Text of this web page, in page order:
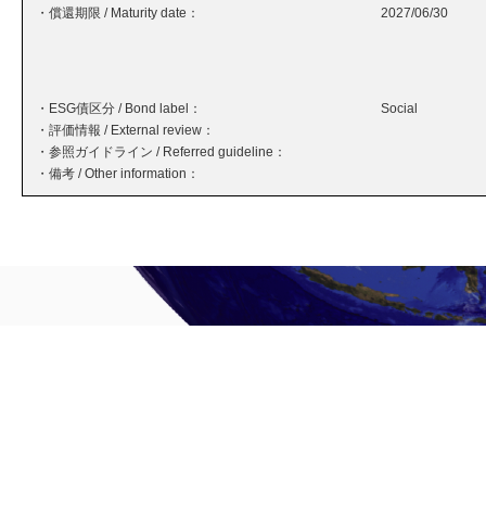
・償還期限 / Maturity date：
2027/06/30
・ESG債区分 / Bond label：
Social
・評価情報 / External review：
・参照ガイドライン / Referred guideline：
・備考 / Other information：